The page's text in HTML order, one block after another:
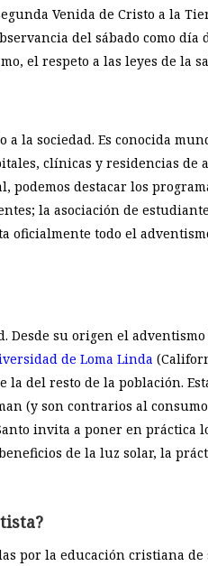
Venida de Cristo a la
del sábado como día
el respeto a las leyes de la
la sociedad. Es conocida
clínicas y residencias de
destacar los
la asociación de
oficialmente todo el
Desde su origen el
de Loma Linda
del resto de la población.
(y son contrarios al
invita a poner en práctica
de la luz solar, la
por la educación cristiana de